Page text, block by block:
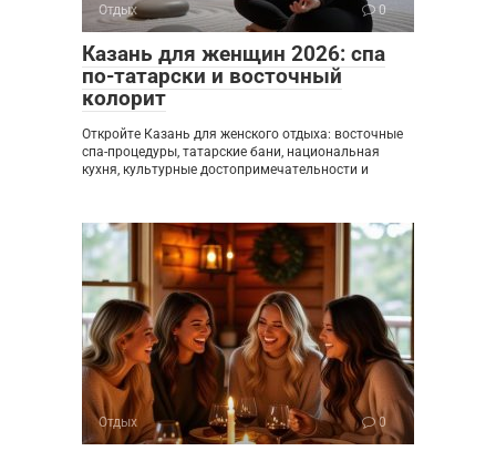
Отдых 0
Казань для женщин 2026: спа
по-татарски и восточный
колорит
Откройте Казань для женского отдыха: восточные
спа-процедуры, татарские бани, национальная
кухня, культурные достопримечательности и
Отдых 0